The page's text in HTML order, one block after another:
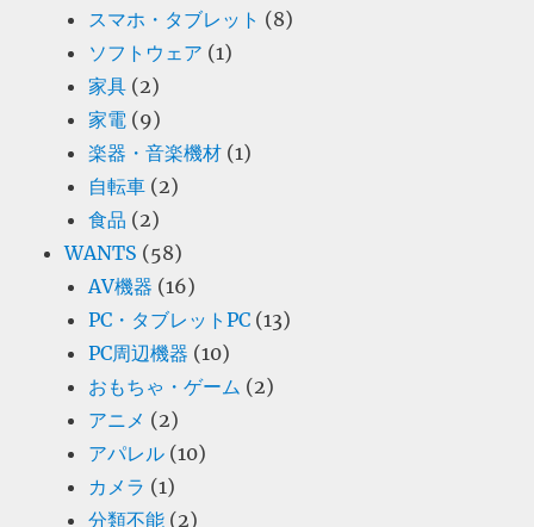
スマホ・タブレット (8)
ソフトウェア (1)
家具 (2)
家電 (9)
楽器・音楽機材 (1)
自転車 (2)
食品 (2)
WANTS (58)
AV機器 (16)
PC・タブレットPC (13)
PC周辺機器 (10)
おもちゃ・ゲーム (2)
アニメ (2)
アパレル (10)
カメラ (1)
分類不能 (2)